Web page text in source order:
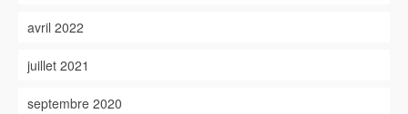
avril 2022
juillet 2021
septembre 2020